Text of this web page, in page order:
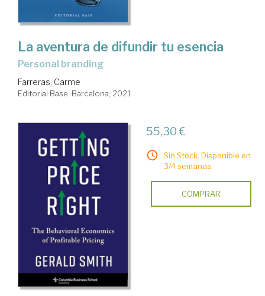
La aventura de difundir tu esencia
personal branding
Farreras, Carme
Editorial Base. Barcelona, 2021
55,30 €
Sin Stock. Disponible en
3/4 semanas.
COMPRAR